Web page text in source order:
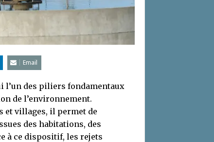
Email
l’un des piliers fondamentaux
de l’environnement.
et villages, il permet de
des habitations, des
à ce dispositif, les rejets